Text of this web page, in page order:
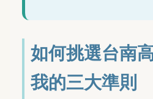
如何挑選台南
我的三大準則